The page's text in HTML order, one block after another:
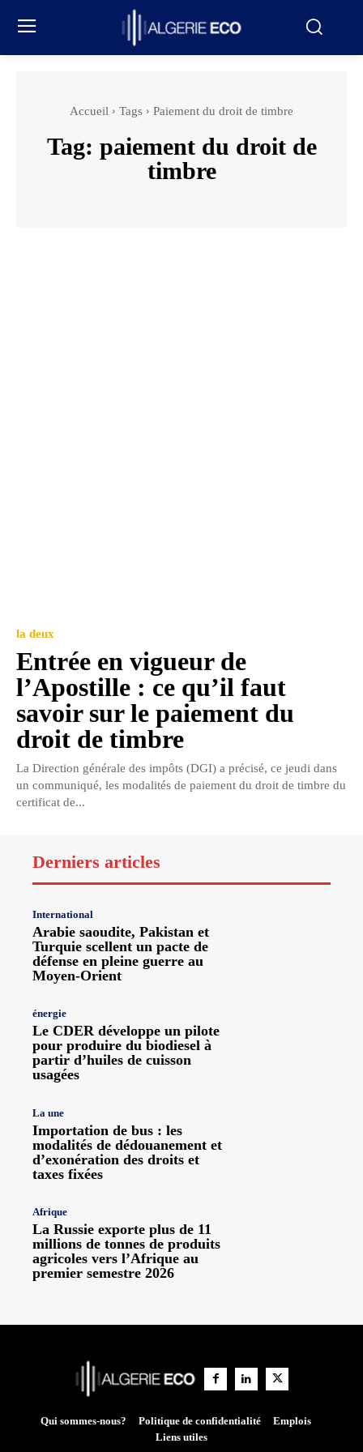
Accueil Tags Paiement du droit de timbre
Tag: paiement du droit de
timbre
la deux
Entrée en vigueur de
l’Apostille : ce qu’il faut
savoir sur le paiement du
droit de timbre
La Direction générale des impôts (DGI) a précisé, ce jeudi dans
un communiqué, les modalités de paiement du droit de timbre du
certificat de...
Derniers articles
International
Arabie saoudite, Pakistan et
Turquie scellent un pacte de
défense en pleine guerre au
Moyen-Orient
énergie
Le CDER développe un pilote
pour produire du biodiesel à
partir d’huiles de cuisson
usagées
La une
Importation de bus : les
modalités de dédouanement et
d’exonération des droits et
taxes fixées
Afrique
La Russie exporte plus de 11
millions de tonnes de produits
agricoles vers l’Afrique au
premier semestre 2026
Qui sommes-nous? Politique de confidentialité
Emplois
Liens utiles